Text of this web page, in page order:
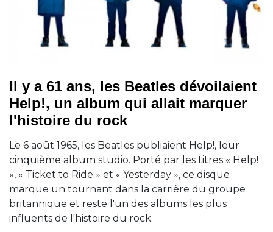
Il y a 61 ans, les Beatles dévoilaient
Help!, un album qui allait marquer
l'histoire du rock
Le 6 août 1965, les Beatles publiaient Help!, leur
cinquième album studio. Porté par les titres « Help!
», « Ticket to Ride » et « Yesterday », ce disque
marque un tournant dans la carrière du groupe
britannique et reste l'un des albums les plus
influents de l'histoire du rock.